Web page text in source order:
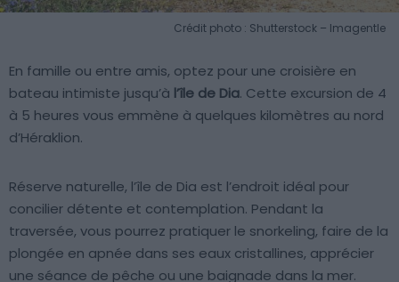
Crédit photo : Shutterstock – Imagentle
En famille ou entre amis, optez pour une croisière en
bateau intimiste jusqu’à l’île de Dia. Cette excursion de 4
à 5 heures vous emmène à quelques kilomètres au nord
d’Héraklion.
Réserve naturelle, l’île de Dia est l’endroit idéal pour
concilier détente et contemplation. Pendant la
traversée, vous pourrez pratiquer le snorkeling, faire de la
plongée en apnée dans ses eaux cristallines, apprécier
une séance de pêche ou une baignade dans la mer.